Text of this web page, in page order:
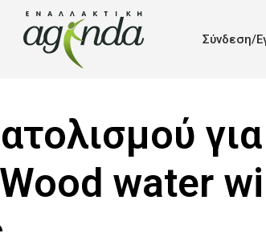
Σύνδεση/
για
water